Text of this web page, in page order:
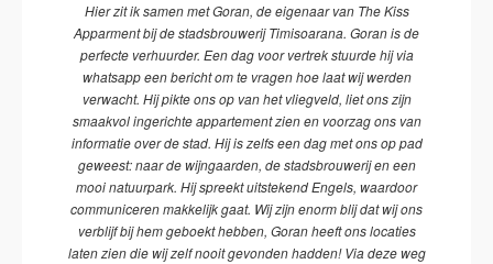
Hier zit ik samen met Goran, de eigenaar van The Kiss
Apparment bij de stadsbrouwerij Timisoarana. Goran is de
perfecte verhuurder. Een dag voor vertrek stuurde hij via
whatsapp een bericht om te vragen hoe laat wij werden
verwacht. Hij pikte ons op van het vliegveld, liet ons zijn
smaakvol ingerichte appartement zien en voorzag ons van
informatie over de stad. Hij is zelfs een dag met ons op pad
geweest: naar de wijngaarden, de stadsbrouwerij en een
mooi natuurpark. Hij spreekt uitstekend Engels, waardoor
communiceren makkelijk gaat. Wij zijn enorm blij dat wij ons
verblijf bij hem geboekt hebben, Goran heeft ons locaties
laten zien die wij zelf nooit gevonden hadden! Via deze weg